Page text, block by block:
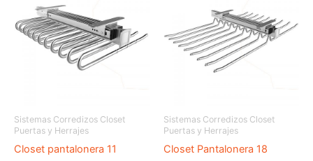
Sistemas Corredizos Closet
Puertas y Herrajes
Closet pantalonera 11
Sistemas Corredizos Closet
Puertas y Herrajes
Closet Pantalonera 18